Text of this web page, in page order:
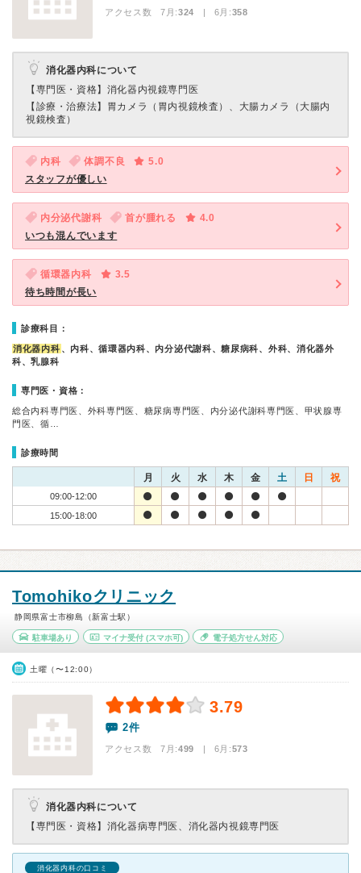
アクセス数 7月:324 | 6月:358
消化器内科について
【専門医・資格】 消化器内視鏡専門医
【診療・治療法】 胃カメラ（胃内視鏡検査）、大腸カメラ（大腸内
視鏡検査）
内科 体調不良
5.0
スタッフが優しい
内分泌代謝科 首が腫れる
4.0
いつも混んでいます
循環器内科
3.5
待ち時間が長い
診療科目：
消化器内科 、内科、循環器内科、内分泌代謝科、糖尿病科、外科、消化器外
科、乳腺科
専門医・資格：
総合内科専門医、外科専門医、糖尿病専門医、内分泌代謝科専門医、甲状腺専
門医、循…
診療時間
月 火 水 木 金 土 日 祝
09:00-12:00
15:00-18:00
Tomohikoクリニック
静岡県富士市柳島（新富士駅）
駐車場あり マイナ受付(スマホ可) 電子処方せん対応
土曜（〜12:00）
3.79
2件
アクセス数 7月:499 | 6月:573
消化器内科について
【専門医・資格】 消化器病専門医、消化器内視鏡専門医
消化器内科の口コミ